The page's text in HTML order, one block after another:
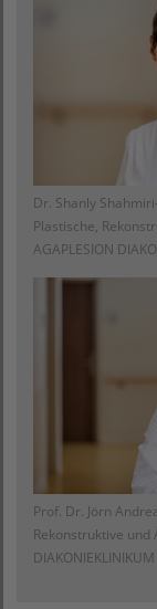
Dr. Shanly
Plastische,
AGAPLESION
Prof. Dr. Jörn
Rekonstruktive und